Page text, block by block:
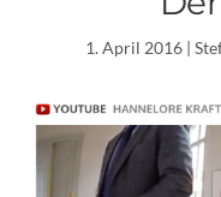
1. April 2016|